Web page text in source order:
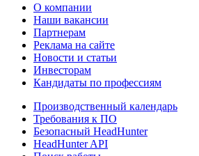
О компании
Наши вакансии
Партнерам
Реклама на сайте
Новости и статьи
Инвесторам
Кандидаты по профессиям
Производственный календарь
Требования к ПО
Безопасный HeadHunter
HeadHunter API